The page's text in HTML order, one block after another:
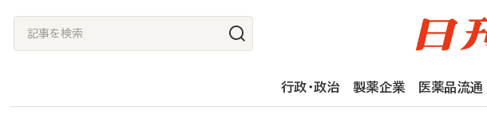
記
事
検
行政・政治 製薬企業 医薬品流通